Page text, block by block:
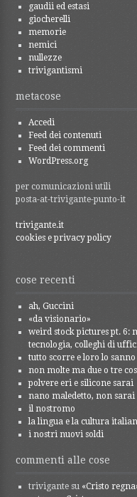
gaudii ed estasi
giocherelli
memorie
nemici
nullezze
trivigantismi
metacose
Accedi
Feed dei contenuti
Feed dei commenti
WordPress.org
per comunicazioni utili
posta-at-trivigante-punto-it
trivigante.it
cookies e privacy policy
cose recenti
ah, Guccini
«da visionario»
weird stock pictures pt. 6:
tecnologia, colleghi di
tutto scorre e loro lo sanno
non molte ma due o tre
polvere eri e silicone sarai
nano maledetto, non sarai
il nostromo
la lingua e la cultura
i nostri nuovi soldi
commenti alle cose
trivigante su «Cristo